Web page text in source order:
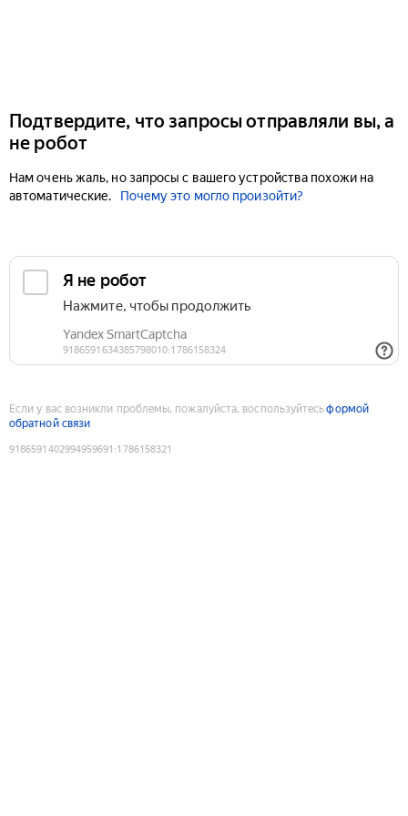
Подтвердите, что запросы отправляли вы, а
не робот
Нам очень жаль, но запросы с вашего устройства похожи на
автоматические.
Почему это могло произойти?
Если у вас возникли проблемы, пожалуйста, воспользуйтесьформой
обратной связи
9186591402994959691 :1786158321